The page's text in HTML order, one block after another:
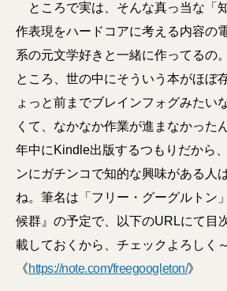
ところで実は、そんな真っ当な「
作表現をハードコアに考える内容の
系の元文学好きと一緒に作ってるの
ところ、世の中にそういう本がほぼ
ょっと前までブレインフォグみたい
くて、なかなか作業が進まなかった
年中にKindle出版するつもりだから
ンにガチンコで知的な興味がある人
ね。筆名は「フリー・グーグルトン
候群』の予定で、以下のURLにて目
載しておくから、チェックよろしく～
《https://note.com/freegoogleton/》